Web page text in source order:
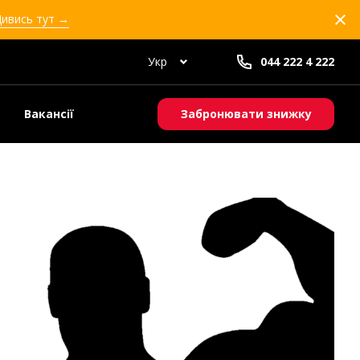
тут →
Укр 044 222 4 222
Вакансії Забронювати знижку